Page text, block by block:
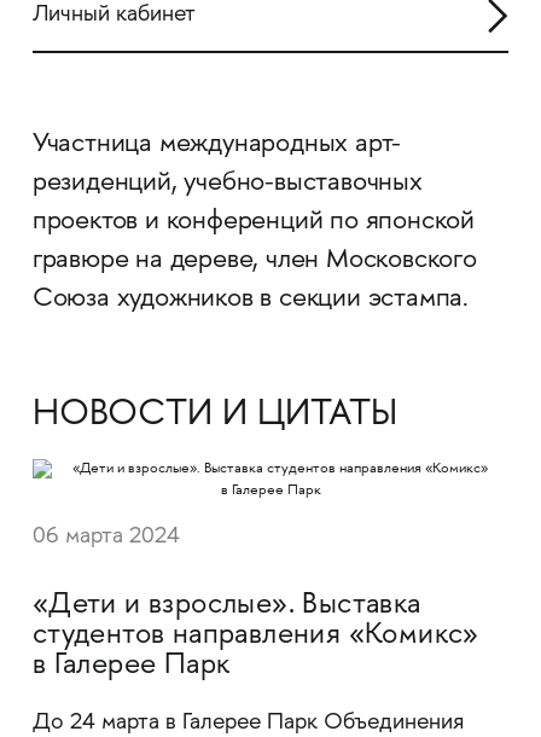
Личный кабинет
Участница международных арт-
резиденций, учебно-выставочных
проектов и конференций по японской
гравюре на дереве, член Московского
Союза художников в секции эстампа.
НОВОСТИ И ЦИТАТЫ
06 марта 2024
«Дети и взрослые». Выставка
студентов направления «Комикс»
в Галерее Парк
До 24 марта в Галерее Парк Объединения